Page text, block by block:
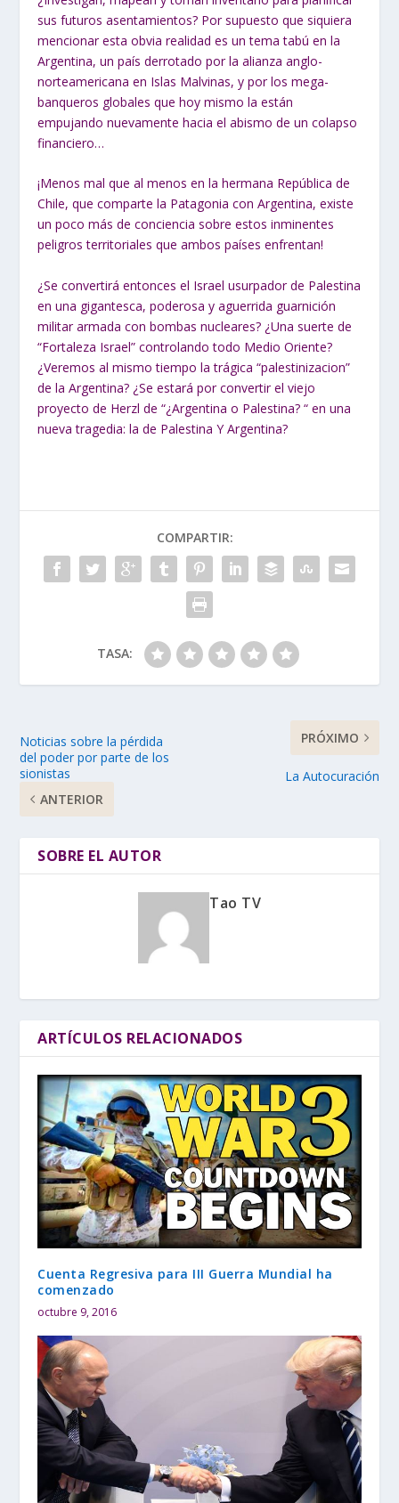
sus futuros asentamientos? Por supuesto que siquiera
mencionar esta obvia realidad es un tema tabú en la
Argentina, un país derrotado por la alianza anglo-
norteamericana en Islas Malvinas, y por los mega-
banqueros globales que hoy mismo la están
empujando nuevamente hacia el abismo de un colapso
financiero…
¡Menos mal que al menos en la hermana República de
Chile, que comparte la Patagonia con Argentina, existe
un poco más de conciencia sobre estos inminentes
peligros territoriales que ambos países enfrentan!
¿Se convertirá entonces el Israel usurpador de Palestina
en una gigantesca, poderosa y aguerrida guarnición
militar armada con bombas nucleares? ¿Una suerte de
“Fortaleza Israel” controlando todo Medio Oriente?
¿Veremos al mismo tiempo la trágica “palestinizacion”
de la Argentina? ¿Se estará por convertir el viejo
proyecto de Herzl de “¿Argentina o Palestina? “ en una
nueva tragedia: la de Palestina Y Argentina?
COMPARTIR:
TASA:
Noticias sobre la pérdida
del poder por parte de los
sionistas
ANTERIOR
PRÓXIMO
La Autocuración
SOBRE EL AUTOR
Tao TV
ARTÍCULOS RELACIONADOS
Cuenta Regresiva para III Guerra Mundial ha
comenzado
octubre 9, 2016